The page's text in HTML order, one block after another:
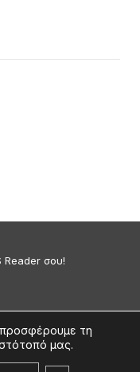
Reader σου!
bynat.ad
τη
μας.